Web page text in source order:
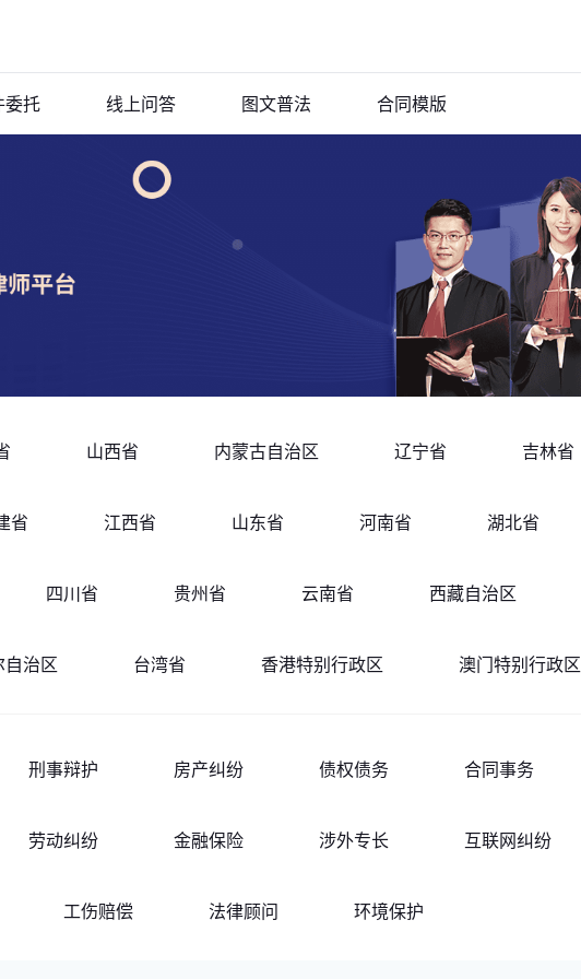
委托 线上问答 图文普法 合同模版
山西省 内蒙古自治区 辽宁省 吉林省
省 江西省 山东省 河南省 湖北省
四川省 贵州省 云南省 西藏自治区
治区 台湾省 香港特别行政区 澳门特别行政区
刑事辩护 房产纠纷 债权债务 合同事务
劳动纠纷 金融保险 涉外专长 互联网纠纷
工伤赔偿 法律顾问 环境保护